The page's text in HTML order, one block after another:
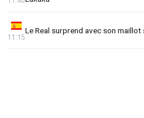
Le Real surprend avec son
11:15